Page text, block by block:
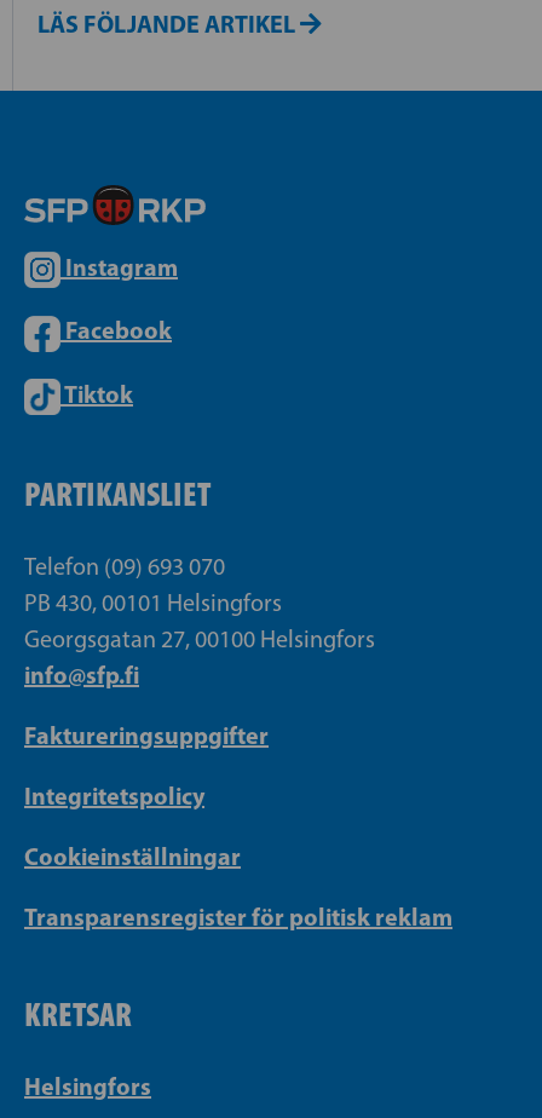
LÄS FÖLJANDE ARTIKEL
Instagram
Facebook
Tiktok
PARTIKANSLIET
Telefon (09) 693 070
PB 430, 00101 Helsingfors
Georgsgatan 27, 00100 Helsingfors
info@sfp.fi
Faktureringsuppgifter
Integritetspolicy
Cookieinställningar
Transparensregister för politisk reklam
KRETSAR
Helsingfors